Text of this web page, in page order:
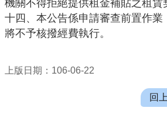
政
策
機關不得拒絕提供租金補貼之租賃
十四、本公告係申請審查前置作業
將不予核撥經費執行。
上版日期：106-06-22
回